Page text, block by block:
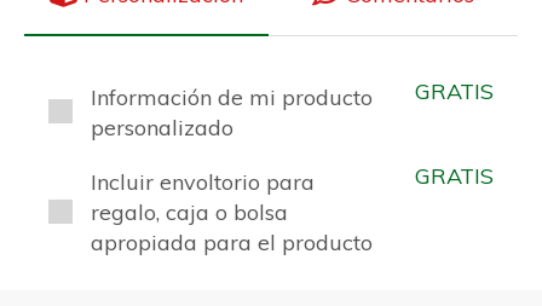
Información de mi producto
personalizado
GRATIS
Incluir envoltorio para
regalo, caja o bolsa
apropiada para el producto
GRATIS